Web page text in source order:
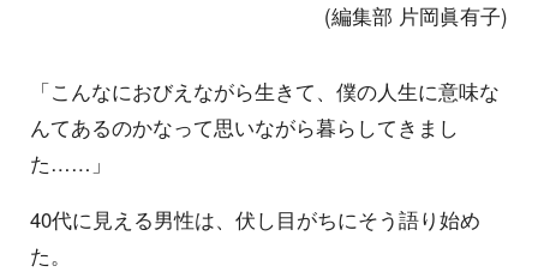
(編集部 片岡眞有子)
「こんなにおびえながら生きて、僕の人生に意味な
んてあるのかなって思いながら暮らしてきまし
た……」
40代に見える男性は、伏し目がちにそう語り始め
た。